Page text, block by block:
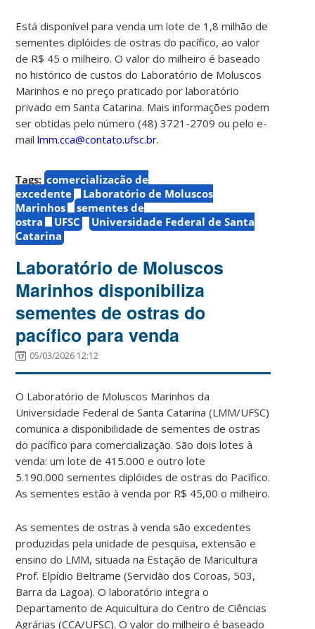
Está disponível para venda um lote de 1,8 milhão de
sementes diplóides de ostras do pacífico, ao valor
de R$ 45 o milheiro. O valor do milheiro é baseado
no histórico de custos do Laboratório de Moluscos
Marinhos e no preço praticado por laboratório
privado em Santa Catarina. Mais informações podem
ser obtidas pelo número (48) 3721-2709 ou pelo e-
maillmm.cca@contato.ufsc.br.
Tags: comercialização de
excedente
Laboratório de Moluscos
Marinhos
sementes de
ostra
UFSC
Universidade Federal de Santa
Catarina
Laboratório de Moluscos
Marinhos disponibiliza
sementes de ostras do
pacífico para venda
05/03/2026 12:12
O Laboratório de Moluscos Marinhos da
Universidade Federal de Santa Catarina (LMM/UFSC)
comunica a disponibilidade de sementes de ostras
do pacífico para comercialização. São dois lotes à
venda: um lote de 415.000 e outro lote
5.190.000 sementes diplóides de ostras do Pacífico.
As sementes estão à venda por R$ 45,00 o milheiro.
As sementes de ostras à venda são excedentes
produzidas pela unidade de pesquisa, extensão e
ensino do LMM, situada na Estação de Maricultura
Prof. Elpídio Beltrame (Servidão dos Coroas, 503,
Barra da Lagoa). O laboratório integra o
Departamento de Aquicultura do Centro de Ciências
Agrárias (CCA/UFSC).O valor do milheiro é baseado